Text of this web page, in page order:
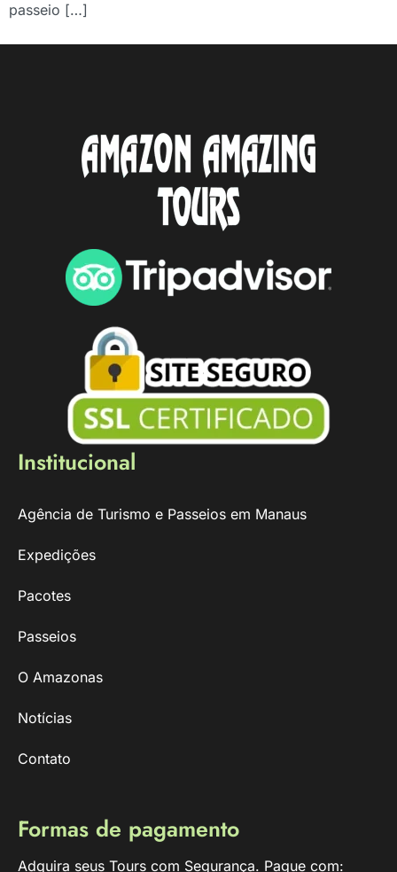
passeio […]
Institucional
Agência de Turismo e Passeios em Manaus
Expedições
Pacotes
Passeios
O Amazonas
Notícias
Contato
Formas de pagamento
Adquira seus Tours com Segurança. Pague com: